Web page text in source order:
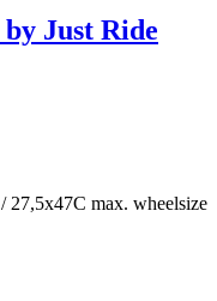
Just Ride
27,5x47C max. wheelsize